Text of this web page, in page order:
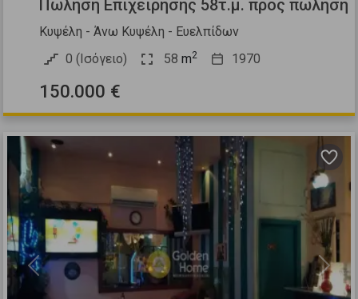
Πώληση Επιχείρησης 58τ.μ. προς πώληση
Κυψέλη - Άνω Κυψέλη - Ευελπίδων
0 (Ισόγειο)
58 m2 1970
150.000 €
Previous Next